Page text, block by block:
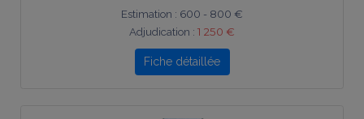
Estimation : 600 - 800 €
Adjudication : 1 250 €
Fiche détaillée